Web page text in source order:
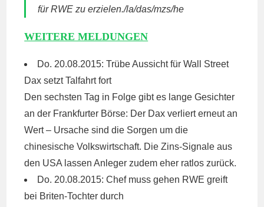
fürRWE zu erzielen./la/das/mzs/he
WEITERE MELDUNGEN
Do. 20.08.2015: Trübe Aussicht für Wall Street
Dax setzt Talfahrt fort
Den sechsten Tag in Folge gibt es lange Gesichter
an der Frankfurter Börse: Der Dax verliert erneut an
Wert – Ursache sind die Sorgen um die
chinesische Volkswirtschaft. Die Zins-Signale aus
den USA lassen Anleger zudem eher ratlos zurück.
Do. 20.08.2015: Chef muss gehen RWE greift
bei Briten-Tochter durch